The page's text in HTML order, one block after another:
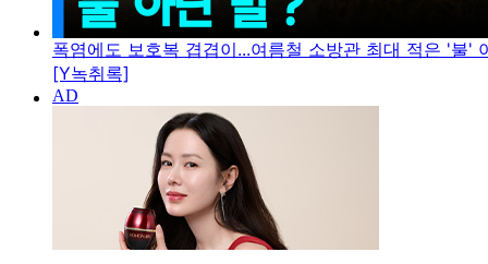
폭염에도 보호복 겹겹이...여름철 소방관 최대 적은 '불'
[Y녹취록]